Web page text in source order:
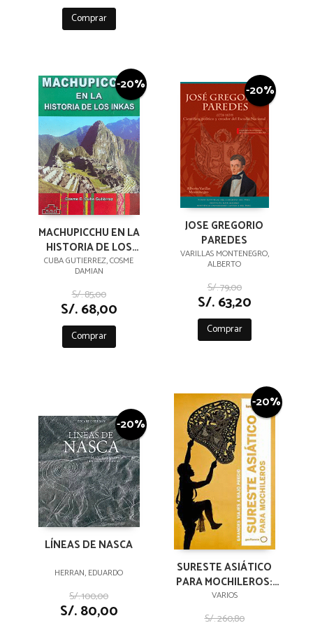
Comprar
-20%
MACHUPICCHU EN LA
HISTORIA DE LOS
INKAS
CUBA GUTIERREZ, COSME
DAMIAN
S/. 85,00
S/. 68,00
Comprar
-20%
JOSE GREGORIO
PAREDES
VARILLAS MONTENEGRO,
ALBERTO
S/. 79,00
S/. 63,20
Comprar
-20%
LÍNEAS DE NASCA
HERRAN, EDUARDO
S/. 100,00
S/. 80,00
-20%
SURESTE ASIÁTICO
PARA MOCHILEROS:
GRANDES VIAJES A
BAJO PRECIO LONELY
VARIOS
S/. 260,80